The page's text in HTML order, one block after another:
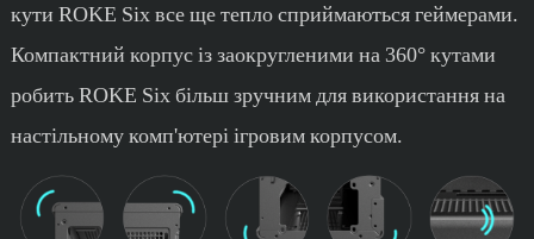
кути ROKE Six все ще тепло сприймаються геймерами.
Компактний корпус із заокругленими на 360° кутами
робить ROKE Six більш зручним для використання на
настільному комп'ютері ігровим корпусом.